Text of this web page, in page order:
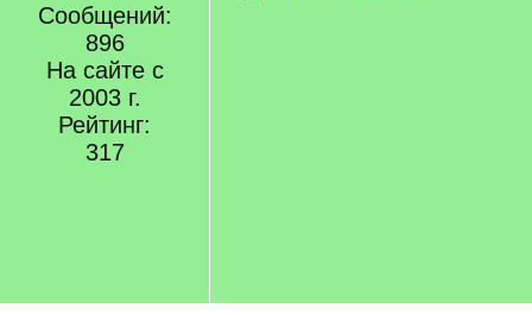
Сообщений:
896
На сайте с
2003 г.
Рейтинг:
317